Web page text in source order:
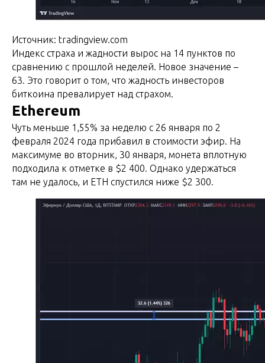
Источник: tradingview.com
Индекс страха и жадности вырос на 14 пунктов по
сравнению с прошлой неделей. Новое значение –
63. Это говорит о том, что жадность инвесторов
биткоина превалирует над страхом.
Ethereum
Чуть меньше 1,55% за неделю с 26 января по 2
февраля 2024 года прибавил в стоимости эфир. На
максимуме во вторник, 30 января, монета вплотную
подходила к отметке в $2 400. Однако удержаться
там не удалось, и ETH спустился ниже $2 300.